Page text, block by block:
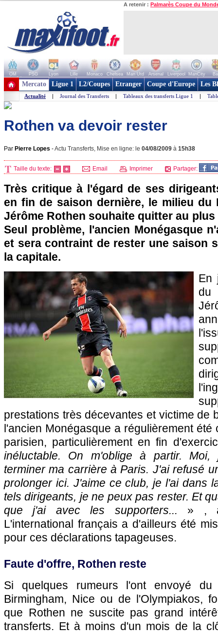
A retenir : Palmarès Coupe du
OM PSG Lyon Lille Monaco Chelsea Man Utd Arsenal Liverpool ManCity
+ de clubs
Mercato Ligue 1 L2/Coupes Etranger Coupe d'Europe Les
Actualité | Journal des Transferts | Tableaux des transferts Ligue 1 |
Rothen va devoir rester
Par Pierre Lopes -Actu Transferts, Mise en ligne: le 04/08/2009 à 15h38
Taille du texte: Email Imprimer Partager:
Très critique à l'égard de ses
en fin de saison dernière, le milieu du
Jérôme Rothen souhaite quitter au
Seul problème, l'ancien Monégasque
et sera contraint de rester une saison
la capitale.
En
du
prestations très décevantes et victime de
l'ancien Monégasque a régulièrement été
parisien, particulièrement en fin
inéluctable. On m'oblige à partir. Moi,
terminer ma carrière à Paris. J'ai refusé
prolonger ici. J'aime ce club, je l'ai dans
tels dirigeants, je ne peux pas rester. Et
que j'ai avec les supporters... » ,
L'international français a d'ailleurs été
pour ces déclarations tapageuses.
Faute d'offre, Rothen reste
Si quelques rumeurs l'ont envoyé
Birmingham, Nice ou de l'Olympiakos,
que Rothen ne suscite pas grand
transferts. Et à moins d'un mois de la